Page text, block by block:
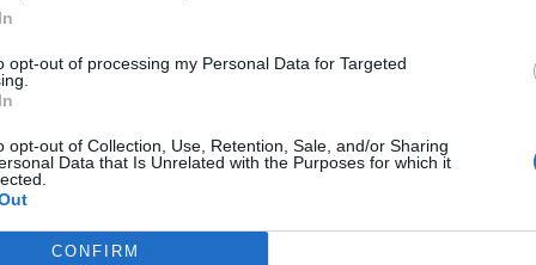
opt-out of processing my Personal Data for Targeted
opt-out of Collection, Use, Retention, Sale, and/or Sharing
Data that Is Unrelated with the Purposes for which it
CONFIRM
dal lavoro di ricerca di oggi alle attività di pre-standardizzazione
sarà infatti uno dei player principali nella definizione della tecnologia
della commercializzazione. Ericsson ha inoltre costituito un
del 5G. La ricerca a livello industriale sta ancora continuando
il 2020.